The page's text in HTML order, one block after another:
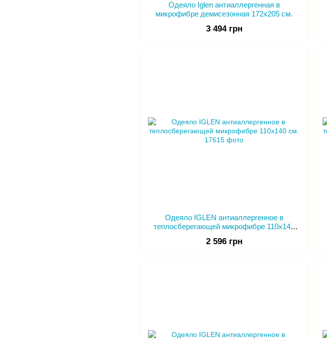
Одеяло Iglen антиаллергенная в
микрофибре демисезонная 172х205 см.
3 494 грн
Одеяло IGLEN антиаллергенное в
теплосберегающей микрофибре 110х140
2 596 грн